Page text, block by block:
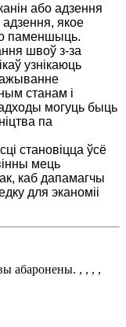
або адзення
якое
паменшыць.
швоў з-за
узнікаюць
станам і
могуць быць
па
становіцца ўсё
мець
каб дапамагчы
для эканоміі
абаронены. , , , ,